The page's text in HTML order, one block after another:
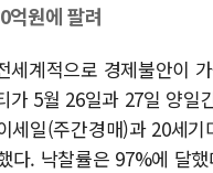
억원에 팔려
계적으로 경제불안이
5월 26일과 27일 양
세일(주간경매)과 20세
다. 낙찰률은 97%에 달